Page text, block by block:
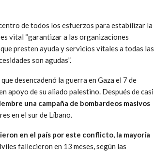
de todos los esfuerzos para estabilizar la
vital “garantizar a las organizaciones
presten ayuda y servicios vitales a todas las
son agudas”.
desencadenó la guerra en Gaza el 7 de
apoyo de su aliado palestino. Después de casi
una campaña de bombardeos masivos
en el sur de Líbano.
en el país por este conflicto, la mayoría
fallecieron en 13 meses, según las